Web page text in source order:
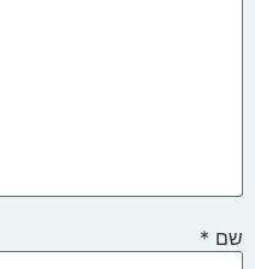
שם *